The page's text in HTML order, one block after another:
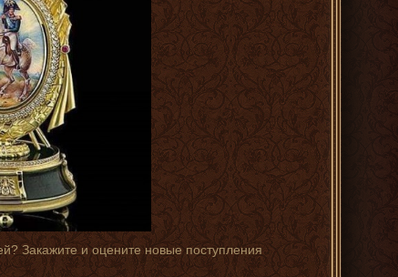
Закажите и оцените новые поступления